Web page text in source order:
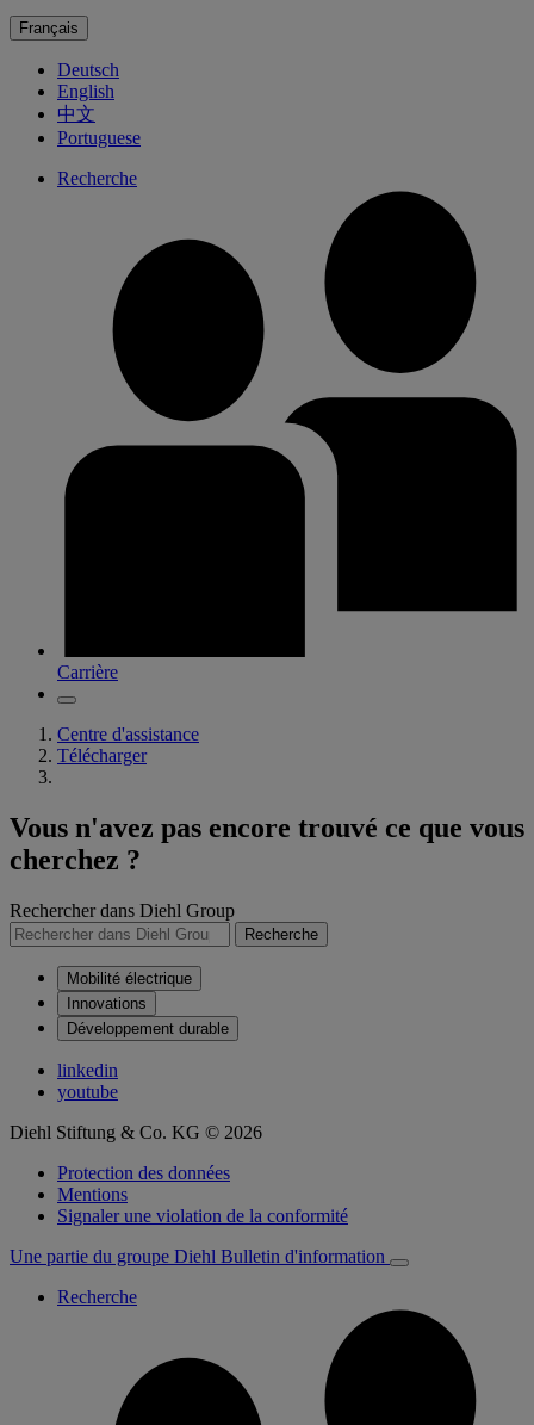
Français
Deutsch
English
中文
Portuguese
Recherche
Carrière
Centre d'assistance
Télécharger
Vous n'avez pas encore trouvé ce que vous
cherchez ?
Rechercher dans Diehl Group
Recherche
Mobilité électrique
Innovations
Développement durable
linkedin
youtube
Diehl Stiftung & Co. KG © 2026
Protection des données
Mentions
Signaler une violation de la conformité
Une partie du groupe Diehl Bulletin d'information
Recherche